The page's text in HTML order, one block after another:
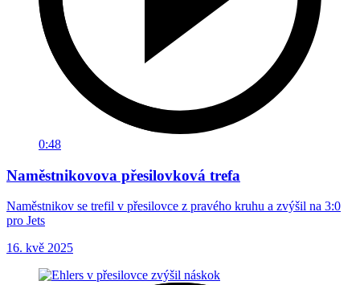
0:48
Naměstnikovova přesilovková trefa
Naměstnikov se trefil v přesilovce z pravého kruhu a zvýšil na 3:0
pro Jets
16. kvě 2025